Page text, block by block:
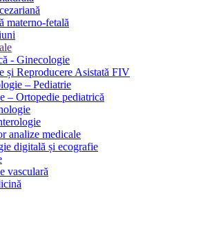
materno-fetală
- Ginecologie
și Reproducere Asistată FIV
– Pediatrie
– Ortopedie pediatrică
analize medicale
digitală și ecografie
vasculară